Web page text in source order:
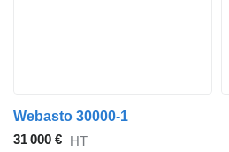
Webasto 30000-1
31 000 € HT